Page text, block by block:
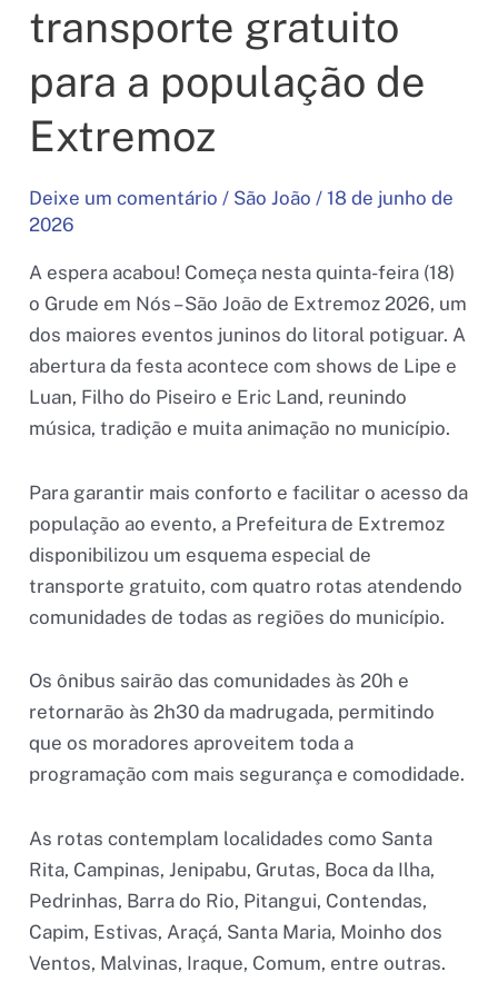
transporte gratuito
para a população de
Extremoz
Deixe um comentário / São João /18 de junho de
2026
A espera acabou! Começa nesta quinta-feira (18)
o Grude em Nós – São João de Extremoz 2026, um
dos maiores eventos juninos do litoral potiguar. A
abertura da festa acontece com shows de Lipe e
Luan, Filho do Piseiro e Eric Land, reunindo
música, tradição e muita animação no município.
Para garantir mais conforto e facilitar o acesso da
população ao evento, a Prefeitura de Extremoz
disponibilizou um esquema especial de
transporte gratuito, com quatro rotas atendendo
comunidades de todas as regiões do município.
Os ônibus sairão das comunidades às 20h e
retornarão às 2h30 da madrugada, permitindo
que os moradores aproveitem toda a
programação com mais segurança e comodidade.
As rotas contemplam localidades como Santa
Rita, Campinas, Jenipabu, Grutas, Boca da Ilha,
Pedrinhas, Barra do Rio, Pitangui, Contendas,
Capim, Estivas, Araçá, Santa Maria, Moinho dos
Ventos, Malvinas, Iraque, Comum, entre outras.